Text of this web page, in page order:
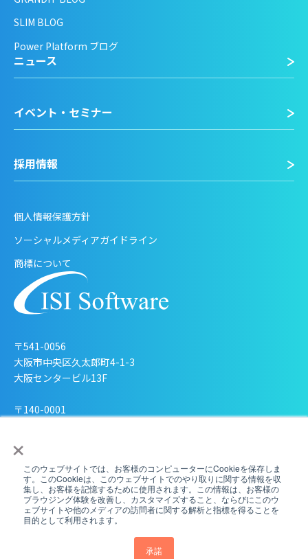
×
このウェブサイトでは、お客様のコンピューターにCookieを保存しま
す。このCookieは、このウェブサイトでのやり取りに関する情報を収
集し、お客様を記憶するために使用されます。この情報は、お客様の
ブラウジング体験を改善し、カスタマイズすること、ならびにこのウ
ェブサイトや他のメディアの訪問者に関する解析と指標を得ることを
目的として利用されます。
承諾
〒541-0056
大阪市中央区久太郎町4-1-3
大阪センタービル13F
〒140-0001
SLIM BLOG
Power Platform ブログ
ニュース
イベント・セミナー
採用情報
個人情報保護方針
ソーシャルメディアガイドライン
商標について